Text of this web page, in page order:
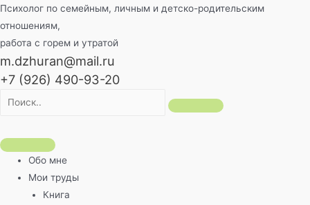
Перейти
к
содержимому
Психолог по семейным, личным и детско-родительским
отношениям,
работа с горем и утратой
m.dzhuran@mail.ru
+7 (926) 490-93-20
Обо мне
Мои труды
Книга